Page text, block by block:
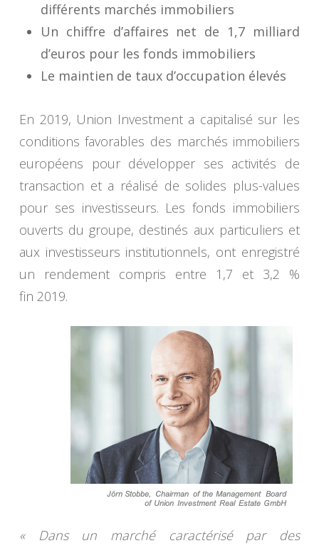
différents marchés immobiliers
Un chiffre d’affaires net de 1,7 milliard
d’euros pour les fonds immobiliers
Le maintien de taux d’occupation élevés
En 2019, Union Investment a capitalisé sur les
conditions favorables des marchés immobiliers
européens pour développer ses activités de
transaction et a réalisé de solides plus-values
pour ses investisseurs. Les fonds immobiliers
ouverts du groupe, destinés aux particuliers et
aux investisseurs institutionnels, ont enregistré
un rendement compris entre 1,7 et 3,2 %
fin 2019.
« Dans un marché caractérisé par des